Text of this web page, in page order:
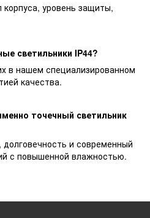
уровень защиты,
светильники IP44?
в нашем специализированном
качества.
точечный светильник
и современный
с повышенной влажностью.